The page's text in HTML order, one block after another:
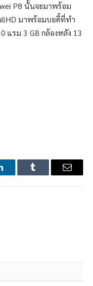
P8 นั้นจะมาพร้อม
มาพร้อมบอดี้ที่ทำ
แรม 3 GB กล้องหลัง 13
Tumblr Email